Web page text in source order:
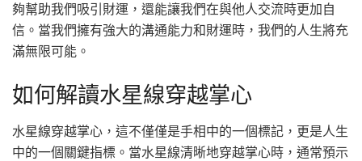
夠幫助我們吸引財運，還能讓我們在與他人交流時更加自
信。當我們擁有強大的溝通能力和財運時，我們的人生將充
滿無限可能。
如何解讀水星線穿越掌心
水星線穿越掌心，這不僅僅是手相中的一個標記，更是人生
中的一個關鍵指標。當水星線清晰地穿越掌心時，通常預示